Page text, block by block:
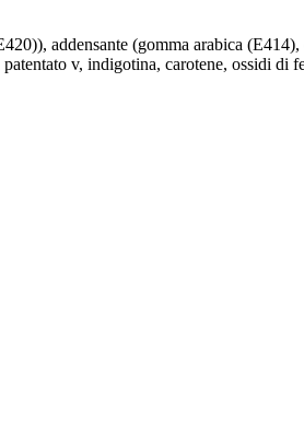
addensante (gomma arabica (E414),
v, indigotina, carotene, ossidi di